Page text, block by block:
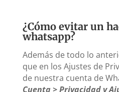
¿Cómo evitar un
whatsapp?
Además de todo lo
que en los Ajustes de
de nuestra cuenta de
Cuenta > Privacidad y